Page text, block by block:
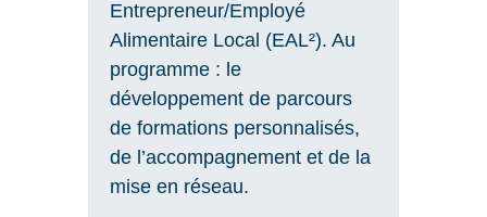
Entrepreneur/Employé
Alimentaire Local (EAL²). Au
programme : le
développement de parcours
de formations personnalisés,
de l’accompagnement et de la
mise en réseau.